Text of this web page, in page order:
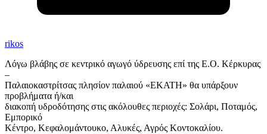
rikos
Λόγω βλάβης σε κεντρικό αγωγό ύδρευσης επί της Ε.Ο. Κέρκυρας
–
Παλαιοκαστρίτσας πλησίον παλαιού «ΕΚΑΤΗ» θα υπάρξουν
προβλήματα ή/και
διακοπή υδροδότησης στις ακόλουθες περιοχές: Σολάρι, Ποταμός,
Εμπορικό
Κέντρο, Κεφαλομάντουκο, Αλυκές, Αγρός Κοντοκαλίου.